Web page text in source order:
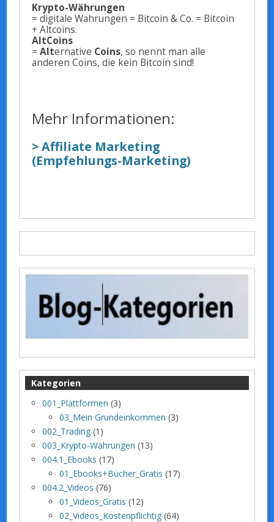
Krypto-Währungen
= digitale Währungen = Bitcoin & Co. = Bitcoin
+ Altcoins.
AltCoins
=Alternative Coins, so nennt man alle
anderen Coins, die kein Bitcoin sind!
Mehr Informationen:
> Affiliate Marketing
(Empfehlungs-Marketing)
Kategorien
001_Plattformen (3)
03_Mein Grundeinkommen (3)
002_Trading (1)
003_Krypto-Währungen (13)
004.1_Ebooks (17)
01_Ebooks+Bücher_Gratis (17)
004.2_Videos (76)
01_Videos_Gratis (12)
02_Videos_Kostenpflichtig (64)